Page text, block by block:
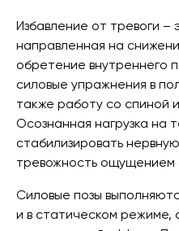
Избавление от тревоги –
направленная на
обретение внутреннего
силовые упражнения в
также работу со спиной
Осознанная нагрузка на
стабилизировать
тревожность ощущением
Силовые позы
и в статическом режиме,